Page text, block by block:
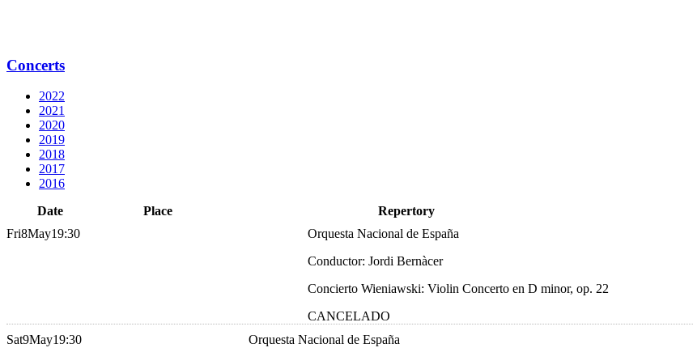
Concerts
2022
2021
2020
2019
2018
2017
2016
Date
Place
Repertory
Fri8May19:30
Orquesta Nacional de España
Conductor: Jordi Bernàcer
Concierto Wieniawski: Violin Concerto en D minor, op. 22
CANCELADO
Sat9May19:30
Orquesta Nacional de España